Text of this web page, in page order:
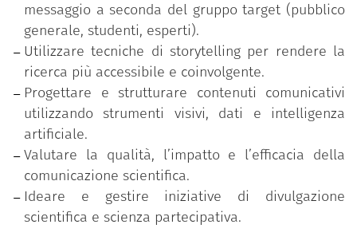
il rapporto tra scienza e società,
le linee guida per una comunicazione efficace,
la valutazione dell’impatto comunicativo,
la comunicazione visiva basata su dati e
immagini (anche con il supporto
dell’intelligenza artificiale),
lo storytelling come strumento per rendere la
scienza coinvolgente e accessibile.
Attraverso questo badge, si attesta il possesso di
competenze trasversali e tecniche rilevanti per il
messaggio a seconda del gruppo target (pubblico
generale, studenti, esperti).
Utilizzare tecniche di storytelling per rendere la
ricerca più accessibile e coinvolgente.
Progettare e strutturare contenuti comunicativi
utilizzando strumenti visivi, dati e intelligenza
artificiale.
Valutare la qualità, l’impatto e l’efficacia della
comunicazione scientifica.
Ideare e gestire iniziative di divulgazione
scientifica e scienza partecipativa.